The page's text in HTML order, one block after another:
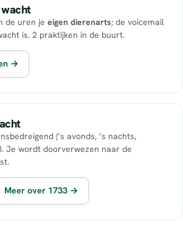
de uren je eigen dierenarts; de voicemail
is. 2 praktijken in de buurt.
→
(’s avonds, ’s nachts,
Je wordt doorverwezen naar de
Meer over 1733 →